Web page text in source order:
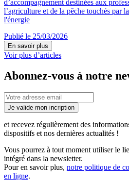
d’accompagnement destinées aux
l’agriculture et de la pêche touchés par
l'énergie
Publié le 25/03/2026
En savoir plus
Voir plus d’articles
Abonnez-vous à notre
Je valide mon incription
et recevez régulièrement des
dispositifs et nos dernières actualités !
Vous pourrez à tout moment utiliser le
intégré dans la newsletter.
Pour en savoir plus, notre politique de
en ligne.